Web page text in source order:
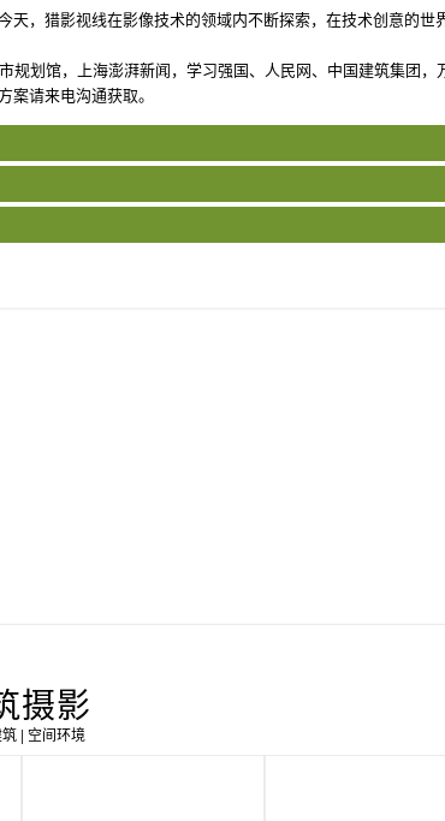
，猎影视线在影像技术的领域内不断探索，在技术创意的
划馆，上海澎湃新闻，学习强国、人民网、中国建筑集团
请来电沟通获取。
摄影
| 空间环境